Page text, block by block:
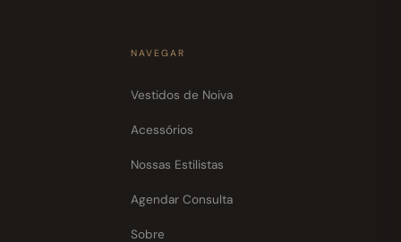
NAVEGAR
Vestidos de Noiva
Acessórios
Nossas Estilistas
Agendar Consulta
Sobre